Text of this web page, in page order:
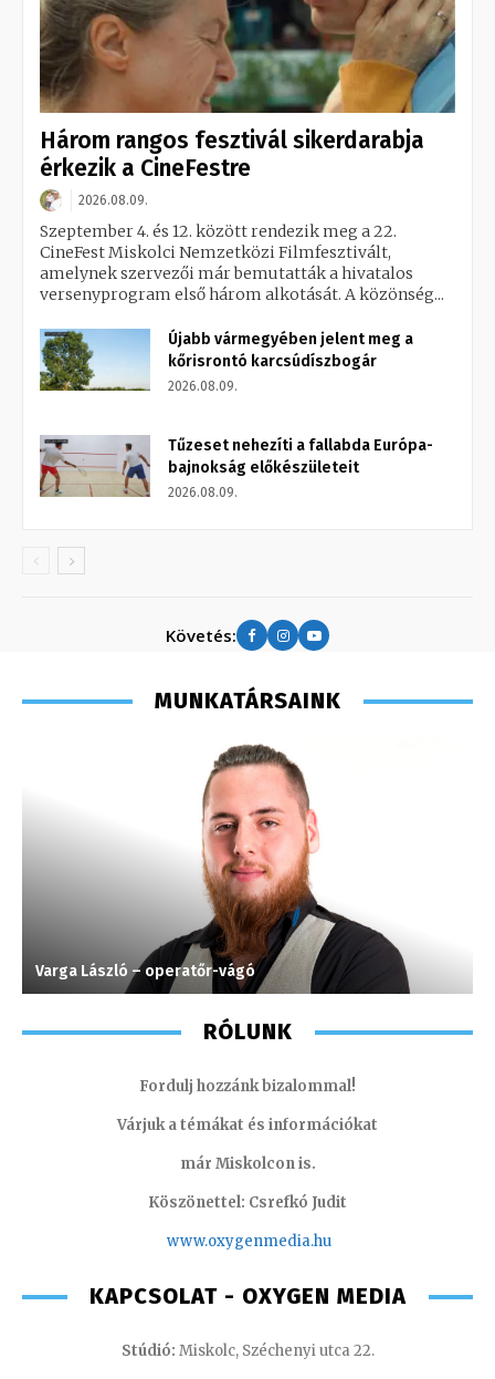
Három rangos fesztivál sikerdarabja
érkezik a CineFestre
2026.08.09.
Szeptember 4. és 12. között rendezik meg a 22.
CineFest Miskolci Nemzetközi Filmfesztivált,
amelynek szervezői már bemutatták a hivatalos
versenyprogram első három alkotását. A közönség...
Újabb vármegyében jelent meg a
kőrisrontó karcsúdíszbogár
2026.08.09.
Tűzeset nehezíti a fallabda Európa-
bajnokság előkészületeit
2026.08.09.
Követés:
MUNKATÁRSAINK
Varga László – operatőr-vágó
RÓLUNK
Fordulj hozzánk bizalommal!
Várjuk a témákat és információkat
már Miskolcon is.
Köszönettel: Csrefkó Judit
www.oxygenmedia.hu
KAPCSOLAT - OXYGEN MEDIA
Stúdió: Miskolc, Széchenyi utca 22.